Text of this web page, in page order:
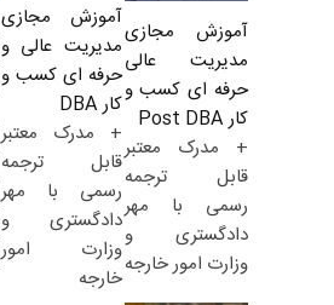
آموزش مجازی
مدیریت عالی
حرفه ای کسب و
کار Post DBA
+ مدرک معتبر
قابل ترجمه
رسمی با مهر
دادگستری و
وزارت امور خارجه
آموزش مجازی
مدیریت عالی و
حرفه ای کسب و
کار DBA
+ مدرک معتبر
قابل ترجمه
رسمی با مهر
دادگستری و
وزارت امور
خارجه